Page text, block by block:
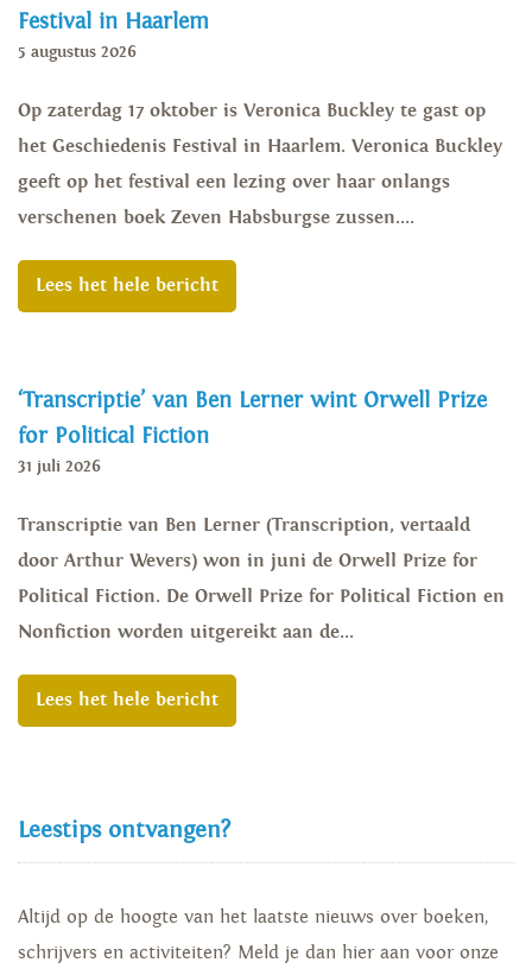
Festival in Haarlem
5 augustus 2026
Op zaterdag 17 oktober is Veronica Buckley te gast op
het Geschiedenis Festival in Haarlem. Veronica Buckley
geeft op het festival een lezing over haar onlangs
verschenen boek Zeven Habsburgse zussen....
Lees het hele bericht
‘Transcriptie’ van Ben Lerner wint Orwell Prize
for Political Fiction
31 juli 2026
Transcriptie van Ben Lerner (Transcription, vertaald
door Arthur Wevers) won in juni de Orwell Prize for
Political Fiction. De Orwell Prize for Political Fiction en
Nonfiction worden uitgereikt aan de...
Lees het hele bericht
Leestips ontvangen?
Altijd op de hoogte van het laatste nieuws over boeken,
schrijvers en activiteiten? Meld je dan hier aan voor onze